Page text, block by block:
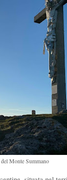
Monte Summano